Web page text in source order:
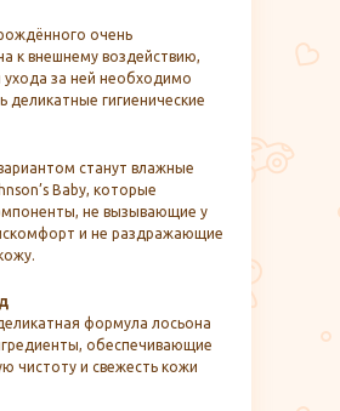
очень
к внешнему воздействию,
за ней необходимо
деликатные гигиенические
станут влажные
Baby, которые
не вызывающие у
и не раздражающие
формула лосьона
обеспечивающие
чистоту и свежесть кожи